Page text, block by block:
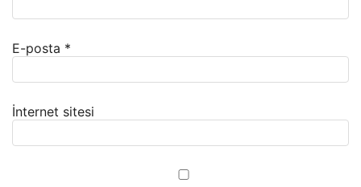
E-posta *
İnternet sitesi